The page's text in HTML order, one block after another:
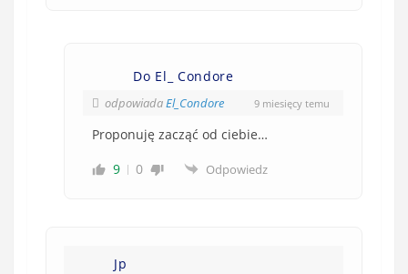
Do El_ Condore
odpowiadaEl_Condore 9 miesięcy temu
Proponuję zacząć od ciebie…
9
0 Odpowiedz
Jp